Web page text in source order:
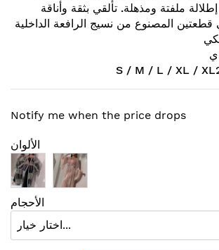
ملفتة ومذهلة. تألقي بثقة وأناقة
المصنوع من نسيج الرافعة الداخلية
Notify me when the price drops
الألوان
الأحجام